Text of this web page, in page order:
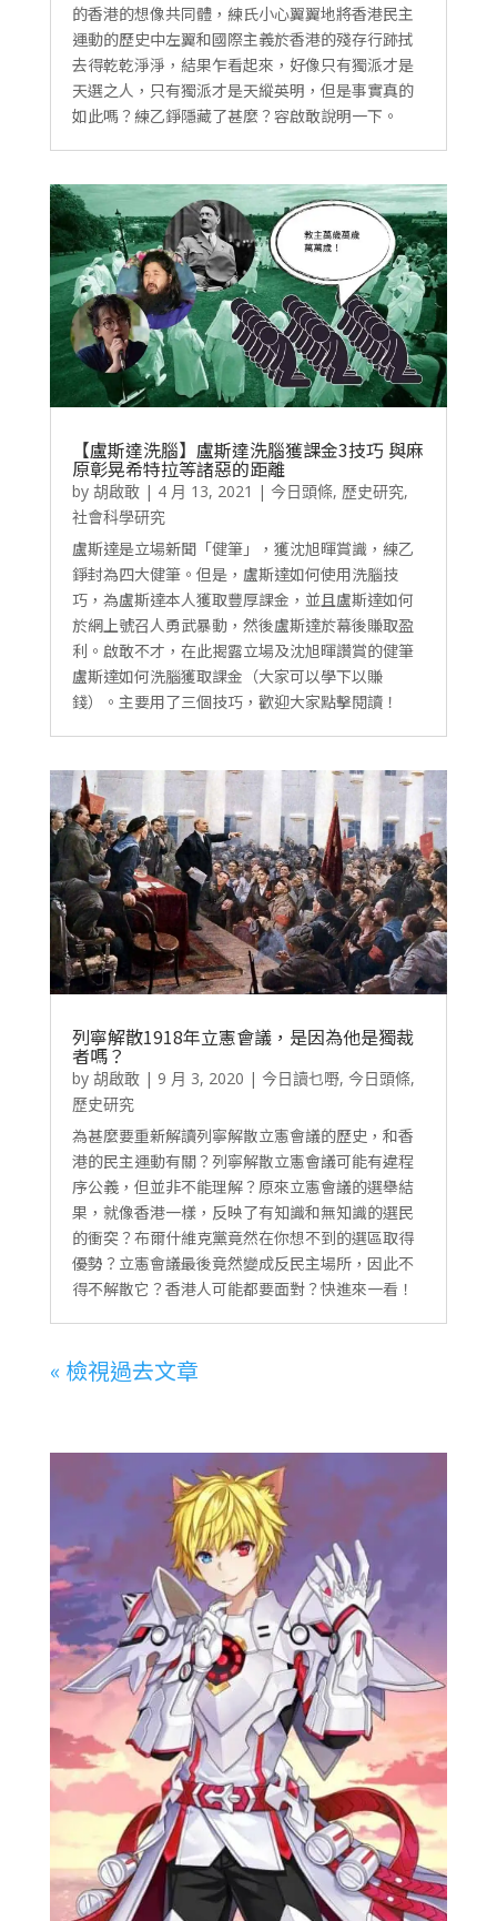
的香港的想像共同體，練氏小心翼翼地將香港民主
運動的歷史中左翼和國際主義於香港的殘存行跡拭
去得乾乾淨淨，結果乍看起來，好像只有獨派才是
天選之人，只有獨派才是天縱英明，但是事實真的
如此嗎？練乙錚隱藏了甚麼？容啟敢說明一下。
【盧斯達洗腦】盧斯達洗腦獲課金3技巧 與麻
原彰晃希特拉等諸惡的距離
by 胡啟敢| 4 月 13, 2021 | 今日頭條, 歷史研究,
社會科學研究
盧斯達是立場新聞「健筆」，獲沈旭暉賞識，練乙
錚封為四大健筆。但是，盧斯達如何使用洗腦技
巧，為盧斯達本人獲取豐厚課金，並且盧斯達如何
於網上號召人勇武暴動，然後盧斯達於幕後賺取盈
利。啟敢不才，在此揭露立場及沈旭暉讚賞的健筆
盧斯達如何洗腦獲取課金（大家可以學下以賺
錢）。主要用了三個技巧，歡迎大家點擊閱讀！
列寧解散1918年立憲會議，是因為他是獨裁
者嗎？
by 胡啟敢| 9 月 3, 2020 | 今日讀乜嘢, 今日頭條,
歷史研究
為甚麼要重新解讀列寧解散立憲會議的歷史，和香
港的民主運動有關？列寧解散立憲會議可能有違程
序公義，但並非不能理解？原來立憲會議的選舉結
果，就像香港一樣，反映了有知識和無知識的選民
的衝突？布爾什維克黨竟然在你想不到的選區取得
優勢？立憲會議最後竟然變成反民主場所，因此不
得不解散它？香港人可能都要面對？快進來一看！
« 檢視過去文章